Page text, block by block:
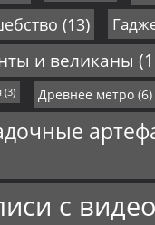
(13)
и великаны
(3) Древнее метро(6)
с видео